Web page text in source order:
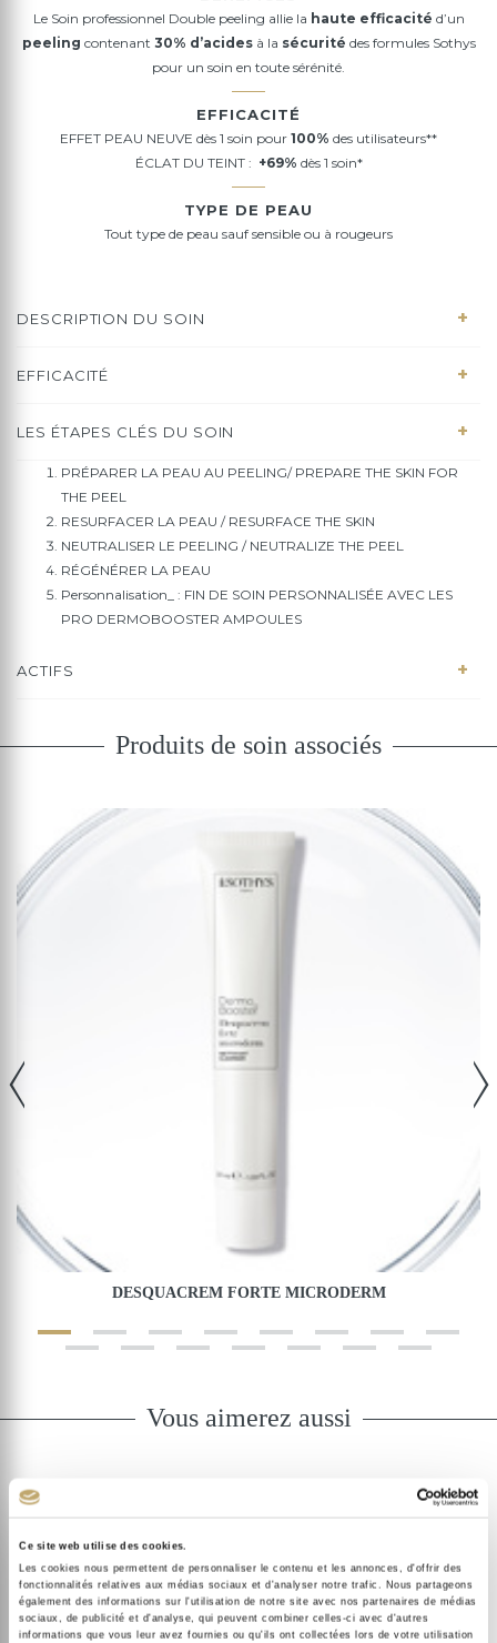
Ce site web utilise des cookies.
Les cookies nous permettent de personnaliser le contenu et les annonces, d'offrir des
fonctionnalités relatives aux médias sociaux et d'analyser notre trafic. Nous partageons
également des informations sur l'utilisation de notre site avec nos partenaires de médias
sociaux, de publicité et d'analyse, qui peuvent combiner celles-ci avec d'autres
informations que vous leur avez fournies ou qu'ils ont collectées lors de votre utilisation
Le Soin professionnel Double peeling allie la haute efficacité d’un
peeling contenant 30% d’acidesà la sécurité des formules Sothys
pour un soin en toute sérénité.
EFFICACITÉ
EFFET PEAU NEUVE dès 1 soin pour 100% des utilisateurs**
ÉCLAT DU TEINT : +69% dès 1 soin*
TYPE DE PEAU
Tout type de peau sauf sensible ou à rougeurs
DESCRIPTION DU SOIN
EFFICACITÉ
LES ÉTAPES CLÉS DU SOIN
PRÉPARER LA PEAU AU PEELING/ PREPARE THE SKIN FOR
THE PEEL
RESURFACER LA PEAU / RESURFACE THE SKIN
NEUTRALISER LE PEELING / NEUTRALIZE THE PEEL
RÉGÉNÉRER LA PEAU
Personnalisation_ : FIN DE SOIN PERSONNALISÉE AVEC LES
PRO DERMOBOOSTER AMPOULES
ACTIFS
Produits de soin associés
DESQUACREM FORTE MICRODERM
Vous aimerez aussi